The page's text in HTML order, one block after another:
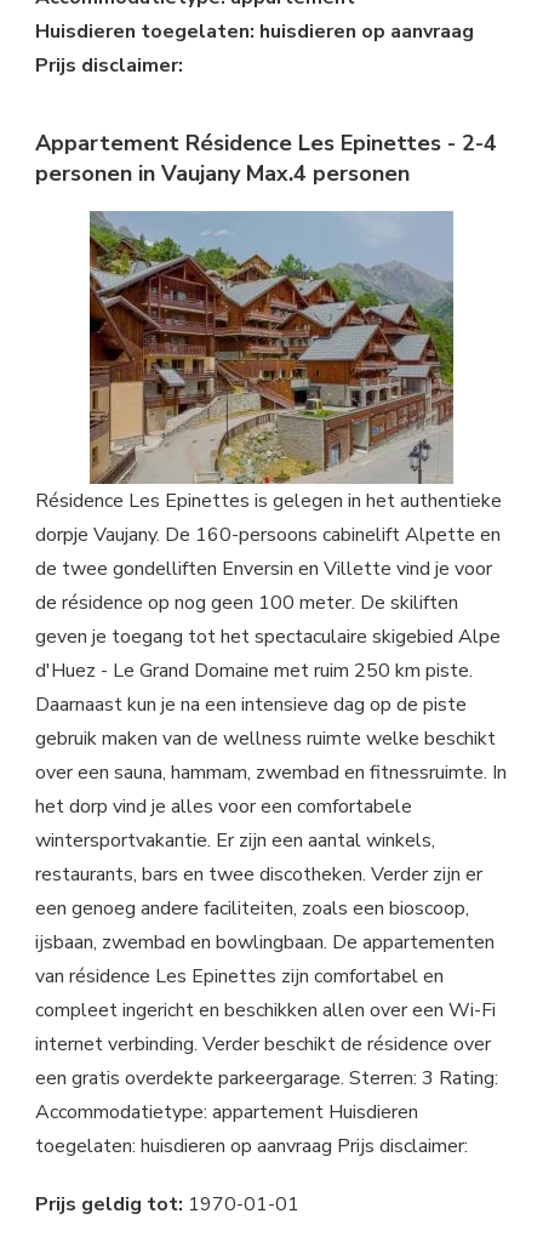
Huisdieren toegelaten: huisdieren op aanvraag
Prijs disclaimer:
Appartement Résidence Les Epinettes - 2-4
personen in Vaujany Max.4 personen
Résidence Les Epinettes is gelegen in het authentieke
dorpje Vaujany. De 160-persoons cabinelift Alpette en
de twee gondelliften Enversin en Villette vind je voor
de résidence op nog geen 100 meter. De skiliften
geven je toegang tot het spectaculaire skigebied Alpe
d'Huez - Le Grand Domaine met ruim 250 km piste.
Daarnaast kun je na een intensieve dag op de piste
gebruik maken van de wellness ruimte welke beschikt
over een sauna, hammam, zwembad en fitnessruimte. In
het dorp vind je alles voor een comfortabele
wintersportvakantie. Er zijn een aantal winkels,
restaurants, bars en twee discotheken. Verder zijn er
een genoeg andere faciliteiten, zoals een bioscoop,
ijsbaan, zwembad en bowlingbaan. De appartementen
van résidence Les Epinettes zijn comfortabel en
compleet ingericht en beschikken allen over een Wi-Fi
internet verbinding. Verder beschikt de résidence over
een gratis overdekte parkeergarage. Sterren: 3 Rating:
Accommodatietype: appartement Huisdieren
toegelaten: huisdieren op aanvraag Prijs disclaimer:
Prijs geldig tot: 1970-01-01